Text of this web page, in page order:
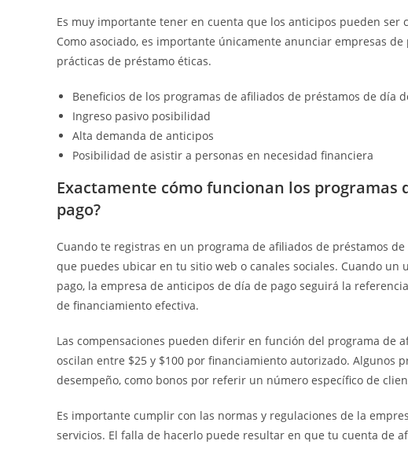
Es muy importante tener en cuenta que los anticipos pueden ser
Como asociado, es importante únicamente anunciar empresas
prácticas de préstamo éticas.
Beneficios de los programas de afiliados de préstamos de día
Ingreso pasivo posibilidad
Alta demanda de anticipos
Posibilidad de asistir a personas en necesidad financiera
Exactamente cómo funcionan los programas
pago?
Cuando te registras en un programa de afiliados de préstamos
que puedes ubicar en tu sitio web o canales sociales. Cuando
pago, la empresa de anticipos de día de pago seguirá la
de financiamiento efectiva.
Las compensaciones pueden diferir en función del programa de
oscilan entre $25 y $100 por financiamiento autorizado. Algunos
desempeño, como bonos por referir un número específico de
Es importante cumplir con las normas y regulaciones de la
servicios. El falla de hacerlo puede resultar en que tu cuenta de